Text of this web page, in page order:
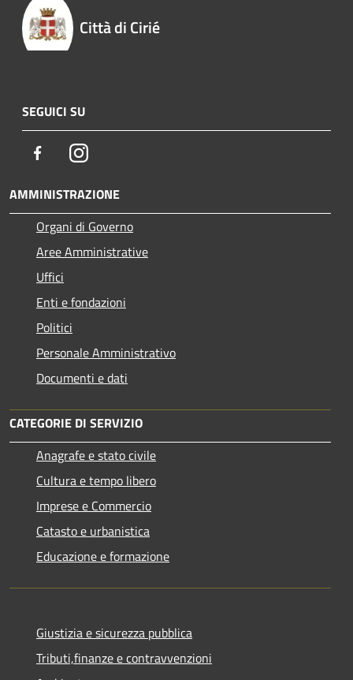
Città di Cirié
SEGUICI SU
FacebookInstagram
AMMINISTRAZIONE
Organi di Governo
Aree Amministrative
Uffici
Enti e fondazioni
Politici
Personale Amministrativo
Documenti e dati
CATEGORIE DI SERVIZIO
Anagrafe e stato civile
Cultura e tempo libero
Imprese e Commercio
Catasto e urbanistica
Educazione e formazione
Giustizia e sicurezza pubblica
Tributi,finanze e contravvenzioni